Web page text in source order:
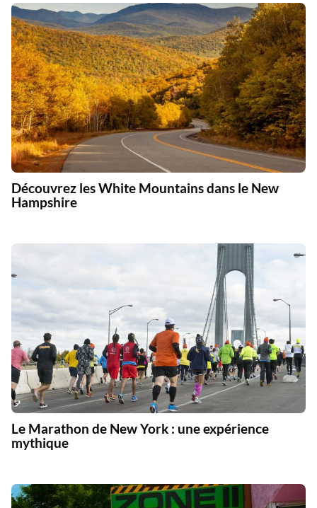
Découvrez les White Mountains dans le New
Hampshire
Le Marathon de New York : une expérience
mythique